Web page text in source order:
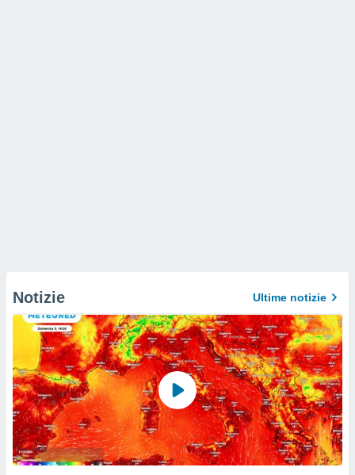
Notizie Ultime notizie